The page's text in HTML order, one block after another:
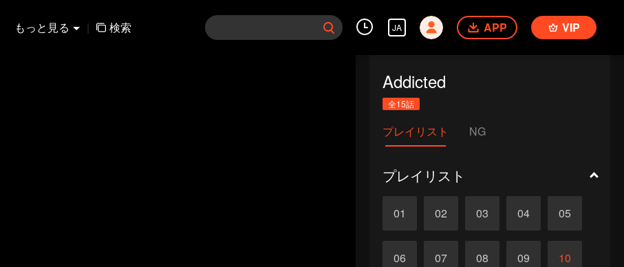
もっと見る | 検索 JA APP VIP
Addicted
全15話
プレイリスト NG
プレイリスト
01 02 03 04 05
06 07 08 09 10